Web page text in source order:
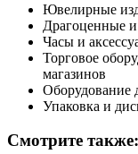
Ювелирные
Драгоценные
Часы и
Торговое
магазинов
Оборудование
Упаковка и
Смотрите также: